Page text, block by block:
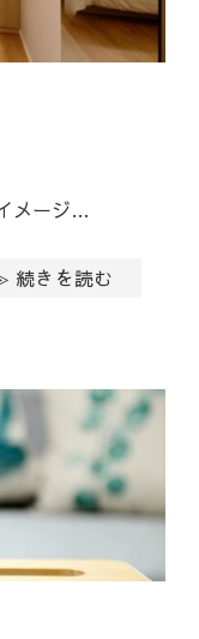
メージ…
続きを読む